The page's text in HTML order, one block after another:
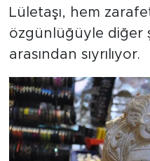
Lületaşı, hem
özgünlüğüyle diğer
arasından sıyrılıyor.